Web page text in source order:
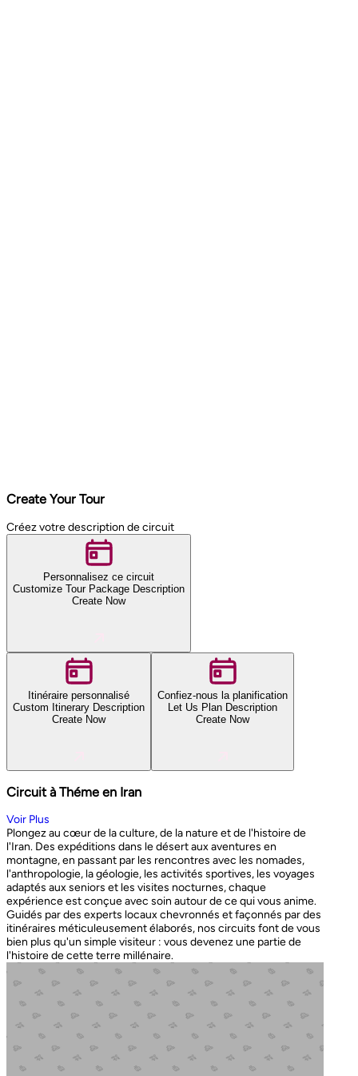
Create Your Tour
Créez votre description de circuit
Personnalisez ce circuit
Customize Tour Package Description
Create Now
Itinéraire personnalisé
Custom Itinerary Description
Create Now
Confiez-nous la planification
Let Us Plan Description
Create Now
Circuit à Théme en Iran
Voir Plus
Plongez au cœur de la culture, de la nature et de l'histoire de
l'Iran. Des expéditions dans le désert aux aventures en
montagne, en passant par les rencontres avec les nomades,
l'anthropologie, la géologie, les activités sportives, les voyages
adaptés aux seniors et les visites nocturnes, chaque
expérience est conçue avec soin autour de ce qui vous anime.
Guidés par des experts locaux chevronnés et façonnés par des
itinéraires méticuleusement élaborés, nos circuits font de vous
bien plus qu'un simple visiteur : vous devenez une partie de
l'histoire de cette terre millénaire.